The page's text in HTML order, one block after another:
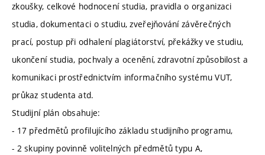
zkoušky, celkové hodnocení studia, pravidla o organizaci
studia, dokumentaci o studiu, zveřejňování závěrečných
prací, postup při odhalení plagiátorství, překážky ve studiu,
ukončení studia, pochvaly a ocenění, zdravotní způsobilost a
komunikaci prostřednictvím informačního systému VUT,
průkaz studenta atd.
Studijní plán obsahuje:
- 17 předmětů profilujícího základu studijního programu,
- 2 skupiny povinně volitelných předmětů typu A,